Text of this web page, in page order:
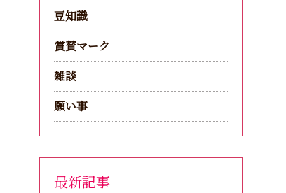
豆知識
賞賛マーク
雑談
願い事
最新記事